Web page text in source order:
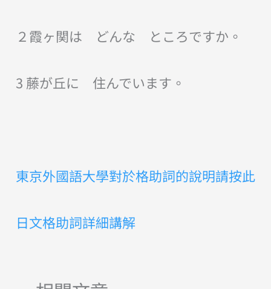
２霞ヶ関は どんな ところですか。
3 藤が丘に 住んでいます。
東京外國語大學對於格助詞的說明請按此
日文格助詞詳細講解